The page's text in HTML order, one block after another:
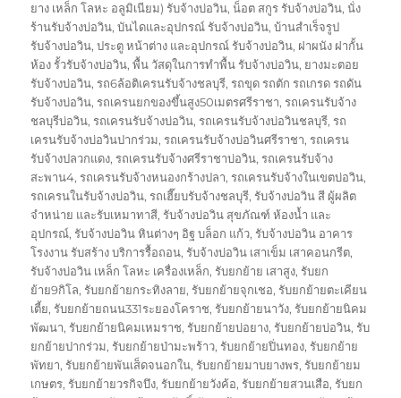
ยาง เหล็ก โลหะ อลูมิเนียม) รับจ้างบ่อวิน,น็อต สกูร รับจ้างบ่อวิน,นั่ง
ร้านรับจ้างบ่อวิน,บันไดและอุปกรณ์ รับจ้างบ่อวิน,บ้านสำเร็จรูป
รับจ้างบ่อวิน,ประตู หน้าต่าง และอุปกรณ์ รับจ้างบ่อวิน, ฝาผนัง ฝากั้น
ห้อง รั้วรับจ้างบ่อวิน,พื้น วัสดุในการทำพื้น รับจ้างบ่อวิน, ยางมะตอย
รับจ้างบ่อวิน,รถ6ล้อติเครนรับจ้างชลบุรี,รถขุด รถตัก รถเกรด รถดัน
รับจ้างบ่อวิน,รถเครนยกของขึ้นสูง50เมตรศรีราชา,รถเครนรับจ้าง
ชลบุรีบ่อวิน,รถเครนรับจ้างบ่อวิน,รถเครนรับจ้างบ่อวินชลบุรี,รถ
เครนรับจ้างบ่อวินปากร่วม,รถเครนรับจ้างบ่อวินศรีราชา,รถเครน
รับจ้างปลวกแดง,รถเครนรับจ้างศรีราชาบ่อวิน,รถเครนรับจ้าง
สะพาน4,รถเครนรับจ้างหนองกร้างปลา,รถเครนรับจ้างในเขตบ่อวิน,
รถเครนในรับจ้างบ่อวิน,รถเฮี๊ยบรับจ้างชลบุรี,รับจ้างบ่อวิน สี ผู้ผลิต
จำหน่าย และรับเหมาทาสี,รับจ้างบ่อวิน สุขภัณฑ์ ห้องน้ำ และ
อุปกรณ์,รับจ้างบ่อวิน หินต่างๆ อิฐ บล็อก แก้ว,รับจ้างบ่อวิน อาคาร
โรงงาน รับสร้าง บริการรื้อถอน,รับจ้างบ่อวิน เสาเข็ม เสาคอนกรีต,
รับจ้างบ่อวิน เหล็ก โลหะ เครื่องเหล็ก,รับยกย้าย เสาสูง,รับยก
ย้าย9กิโล,รับยกย้ายกระทิงลาย,รับยกย้ายจุกเชอ,รับยกย้ายตะเคียน
เตี้ย,รับยกย้ายถนน331ระยองโคราช,รับยกย้ายนาวัง,รับยกย้ายนิคม
พัฒนา,รับยกย้ายนิคมเหมราช,รับยกย้ายบ่อยาง,รับยกย้ายบ่อวิน,รับ
ยกย้ายปากร่วม,รับยกย้ายป่ามะพร้าว,รับยกย้ายปิ่นทอง,รับยกย้าย
พัทยา,รับยกย้ายพันเส็ดจนอกใน,รับยกย้ายมาบยางพร,รับยกย้ายม
เกษตร,รับยกย้ายวรกิจบึง,รับยกย้ายวังค้อ,รับยกย้ายสวนเสือ,รับยก